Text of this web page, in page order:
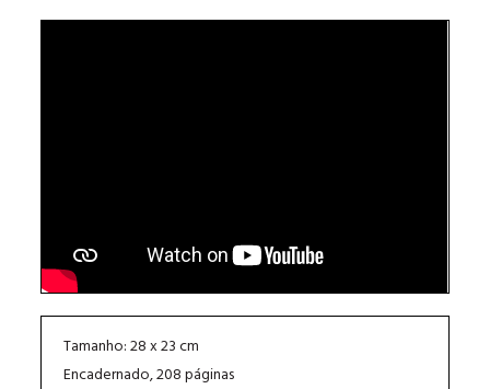
Tamanho: 28 x 23 cm
Encadernado, 208 páginas